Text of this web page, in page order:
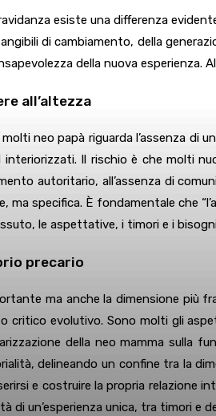
esiste una differenza
di cambiamento, della
della nuova
all’altezza
neo papà riguarda l’assenza di
interiorizzati. Il rischio è che molti
autoritario, all’assenza di
ma specifica. È fondamentale che
le aspettative, i timori e i
precario
ma anche la dimensione più
critico evolutivo. Sono molti gli
della neo mamma sulla
delineando un confine tra la
e costruire la propria relazione
di un’esperienza unica, tra timori e